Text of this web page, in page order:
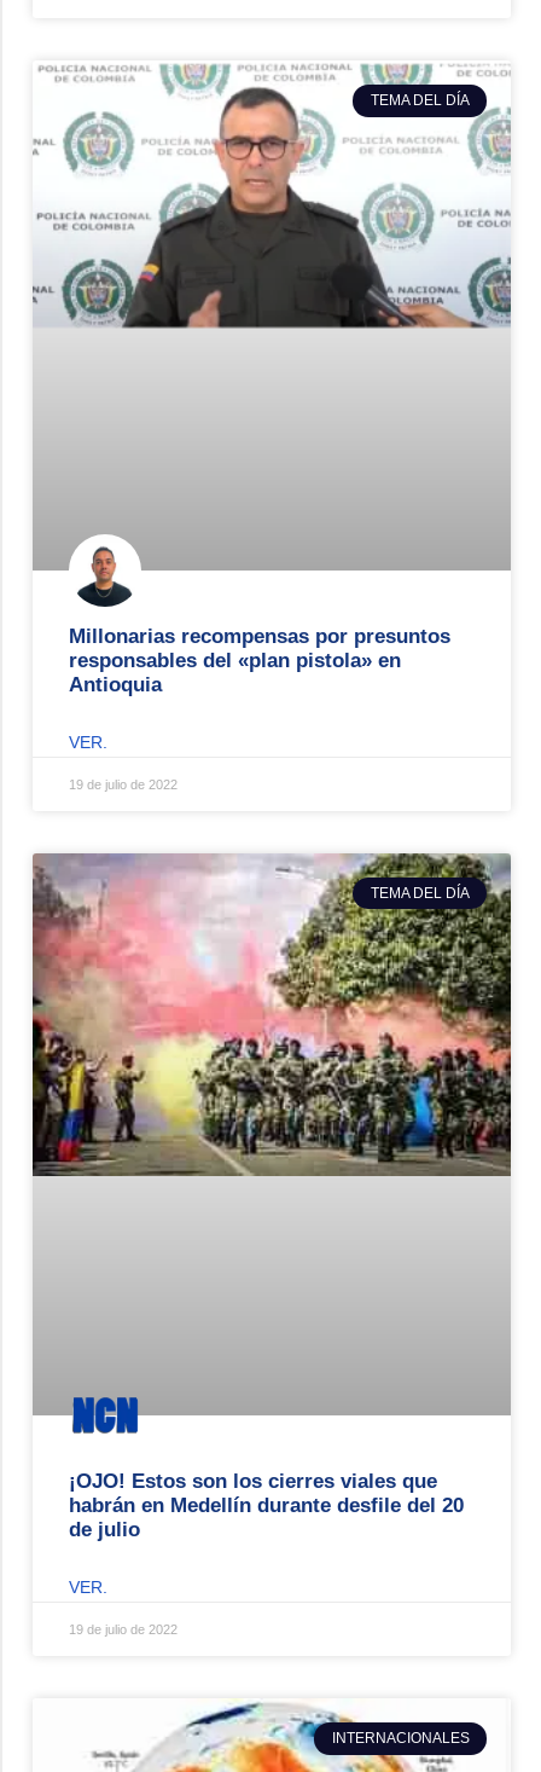
TEMA DEL DÍA
Millonarias recompensas por presuntos
responsables del «plan pistola» en
Antioquia
VER.
19 de julio de 2022
TEMA DEL DÍA
¡OJO! Estos son los cierres viales que
habrán en Medellín durante desfile del 20
de julio
VER.
19 de julio de 2022
INTERNACIONALES